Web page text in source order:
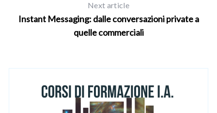
Next article
Instant Messaging: dalle conversazioni private a
quelle commerciali